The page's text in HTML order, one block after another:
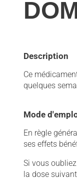
Description
Ce
quelques
Mode
En règle
ses effets
Si vous
la dose